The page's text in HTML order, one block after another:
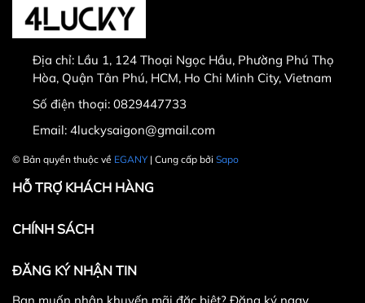
Giao nhầm hàng, nhầm sản phẩm
Hư hỏng trong quá trình vận chuyển
Địa chỉ: Lầu 1, 124 Thoại Ngọc Hầu, Phường Phú Thọ
Hòa, Quận Tân Phú, HCM, Ho Chi Minh City, Vietnam
Số điện thoại: 0829447733
Email: 4luckysaigon@gmail.com
© Bản quyền thuộc về EGANY| Cung cấp bởi Sapo
HỖ TRỢ KHÁCH HÀNG
CHÍNH SÁCH
ĐĂNG KÝ NHẬN TIN